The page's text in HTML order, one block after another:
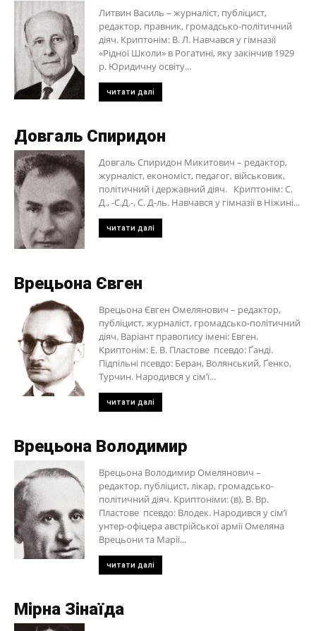
Литвин Василь – журналіст, публіцист,
редактор, правник, громадсько-політичний
діяч. Криптонім: В. Л. Навчався у гімназії
«Рідної Школи» в Рогатині, яку закінчив 1929
р. Юридичну освіту...
читати далі
Довгаль Спиридон
Довгаль Спиридон Микитович – редактор,
журналіст, економіст, педагог, військовик,
політичний і державний діяч. Криптонім: С.
Д., -С.Д.-, С. Д-ль. Навчався у гімназії в Ніжині...
читати далі
Врецьона Євген
Врецьона Євген Омелянович – редактор,
публіцист, журналіст, громадсько-політичний
діяч. Варіант правопису імені: Евген.
Криптонім: Е. В. Пластове псевдо: Ґанді.
Підпільні псевдо: Беран, Волянський, Ґенко,
Турчин. Народився у сім’ї...
читати далі
Врецьона Володимир
Врецьона Володимир Омелянович –
редактор, публіцист, лікар, громадсько-
політичний діяч. Криптоніми: (в), В. Вр.
Пластове псевдо: Влодек. Народився у сім’ї
унтер-офіцера австрійської армії Омеляна
Врецьони та Марії...
читати далі
Мірна Зінаїда